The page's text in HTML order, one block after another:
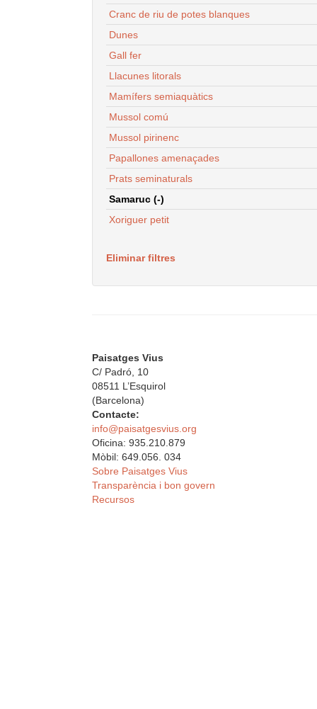
Cranc de riu de potes blanques
Dunes
Gall fer
Llacunes litorals
Mamífers semiaquàtics
Mussol comú
Mussol pirinenc
Papallones amenaçades
Prats seminaturals
Samaruc (-)
Xoriguer petit
Eliminar filtres
Paisatges Vius
C/ Padró, 10
08511 L’Esquirol
(Barcelona)
Contacte:
info@paisatgesvius.org
Oficina: 935.210.879
Mòbil: 649.056. 034
Sobre Paisatges Vius
Transparència i bon govern
Recursos